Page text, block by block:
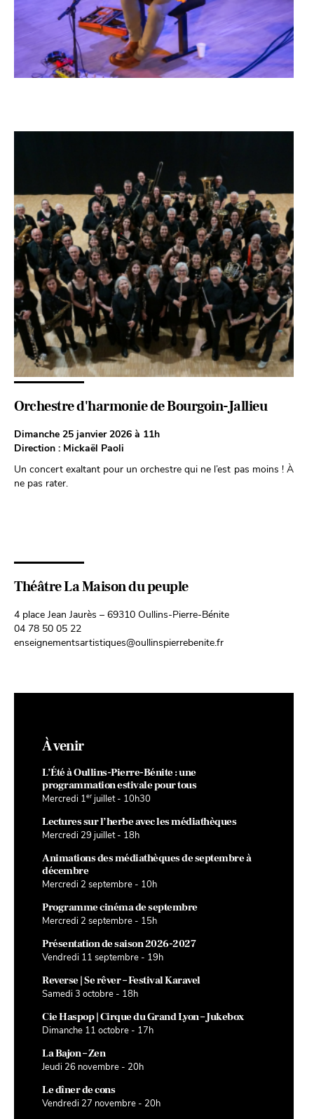
Orchestre d'harmonie de Bourgoin-Jallieu
Dimanche 25 janvier 2026 à 11h
Direction : Mickaël Paoli
Un concert exaltant pour un orchestre qui ne l’est pas moins ! À
ne pas rater.
Théâtre La Maison du peuple
4 place Jean Jaurès – 69310 Oullins-Pierre-Bénite
04 78 50 05 22
enseignementsartistiques@oullinspierrebenite.fr
À venir
L’Été à Oullins-Pierre-Bénite : une
programmation estivale pour tous
Mercredi 1er juillet - 10h30
Lectures sur l’herbe avec les médiathèques
Mercredi 29 juillet - 18h
Animations des médiathèques de septembre à
décembre
Mercredi 2 septembre - 10h
Programme cinéma de septembre
Mercredi 2 septembre - 15h
Présentation de saison 2026-2027
Vendredi 11 septembre - 19h
Reverse | Se rêver – Festival Karavel
Samedi 3 octobre - 18h
Cie Haspop | Cirque du Grand Lyon – Jukebox
Dimanche 11 octobre - 17h
La Bajon – Zen
Jeudi 26 novembre - 20h
Le dîner de cons
Vendredi 27 novembre - 20h